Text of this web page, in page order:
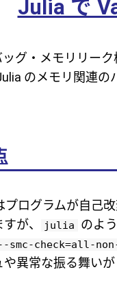
Julia で
グ・メモリリー
のメモリ関連
プログラムが自己
が、
julia
のよ
smc-check=all-
異常な振る舞い